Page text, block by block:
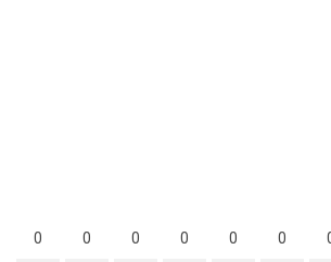
0 0 0 0 0 0